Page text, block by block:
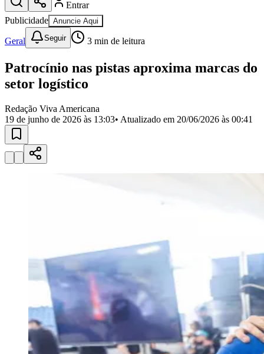
Publicidade Legal
Política
Eleições
Segurança
Cultura
Meio Ambiente
Obras
Bairros de Americana
Centro
Namorados
ZanagaMathiensen
PaulistanoQuilombo
Guia Comercial
Selo Verificado
Portal Educacional
Agenda de Vestibulares
Vagas de Emprego
Concursos
Panorama Econômico
Panorama Econômico
Entrar
Publicidade Anuncie Aqui
Geral Seguir 3 min de leitura
Patrocínio nas pistas aproxima marcas do
setor logístico
Redação Viva Americana
19 de junho de 2026 às 13:03• Atualizado em 20/06/2026 às 00:41